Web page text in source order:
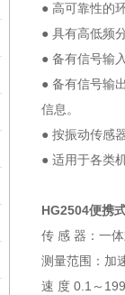
● 高可靠性的
● 具有高低频
● 备有信号输
● 备有信号输
信息。
● 按振动传感
● 适用于各类
HG2504便携
传 感 器：一
测量范围：加
速 度 0.1 ～